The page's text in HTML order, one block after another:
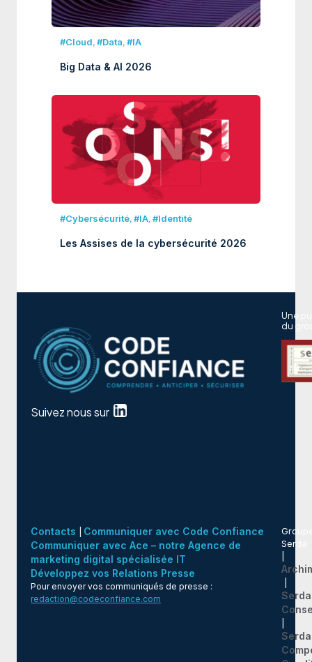
#Cloud,#Data,#IA
Big Data & AI 2026
#Cybersécurité,#IA,#Identité
Les Assises de la cybersécurité 2026
Suivez nous sur
Une
du
Contacts
Communiquer avec Code Confiance
Communiquer avec Ace – notre Agence de
marketing digital spécialisée IT
Développez vos Relations Presse
Pour envoyer vos communiqués de presse :
redaction@codeconfiance.com
Serda
Serda
Serda